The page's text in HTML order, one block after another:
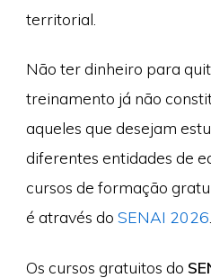
territorial.
Não ter dinheiro para
treinamento já não
aqueles que desejam
diferentes entidades de
cursos de formação
é através do SENAI 2026
Os cursos gratuitos do